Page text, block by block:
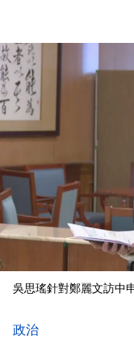
吳思瑤針對鄭麗文訪中
政治